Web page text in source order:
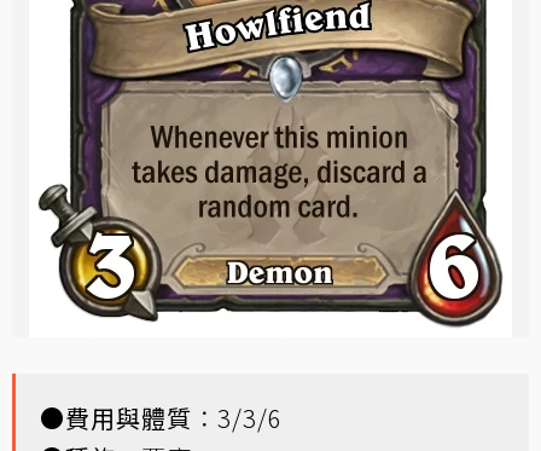
●費用與體質 ：3/3/6